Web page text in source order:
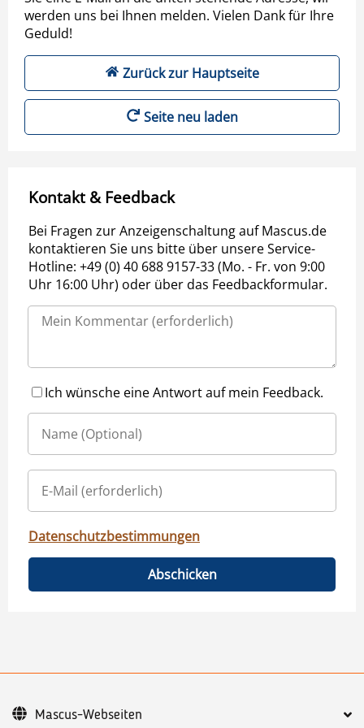
werden uns bei Ihnen melden. Vielen Dank für Ihre
Geduld!
Zurück zur Hauptseite
Seite neu laden
Kontakt & Feedback
Bei Fragen zur Anzeigenschaltung auf Mascus.de
kontaktieren Sie uns bitte über unsere Service-
Hotline: +49 (0) 40 688 9157-33 (Mo. - Fr. von 9:00
Uhr 16:00 Uhr) oder über das Feedbackformular.
Ich wünsche eine Antwort auf mein Feedback.
Datenschutzbestimmungen
Abschicken
Mascus-Webseiten